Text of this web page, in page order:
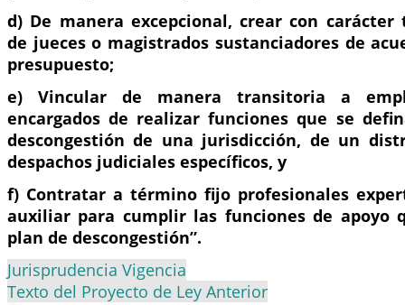
d) De manera excepcional, crear con carácter
de jueces o magistrados sustanciadores de
presupuesto;
e) Vincular de manera transitoria a
encargados de realizar funciones que se
descongestión de una jurisdicción, de un
despachos judiciales específicos, y
f) Contratar a término fijo profesionales
auxiliar para cumplir las funciones de apoyo
plan de descongestión”.
Jurisprudencia Vigencia
Texto del Proyecto de Ley Anterior